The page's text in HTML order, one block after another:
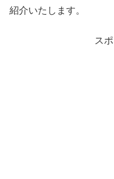
紹介いたします。
ス